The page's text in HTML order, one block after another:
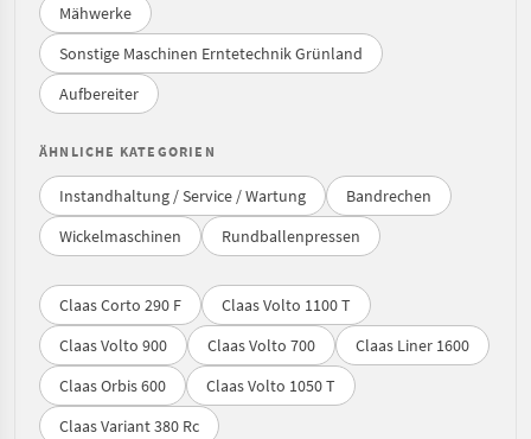
Mähwerke
Sonstige Maschinen Erntetechnik Grünland
Aufbereiter
ÄHNLICHE KATEGORIEN
Instandhaltung / Service / Wartung
Bandrechen
Wickelmaschinen
Rundballenpressen
Claas Corto 290 F
Claas Volto 1100 T
Claas Volto 900
Claas Volto 700
Claas Liner 1600
Claas Orbis 600
Claas Volto 1050 T
Claas Variant 380 Rc